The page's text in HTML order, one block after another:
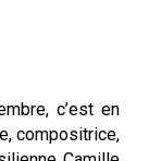
c’est en
compositrice,